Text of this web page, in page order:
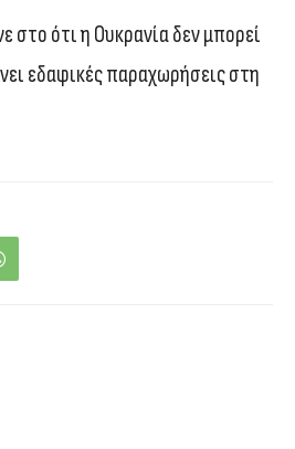
στο ότι η Ουκρανία δεν μπορεί
εδαφικές παραχωρήσεις στη